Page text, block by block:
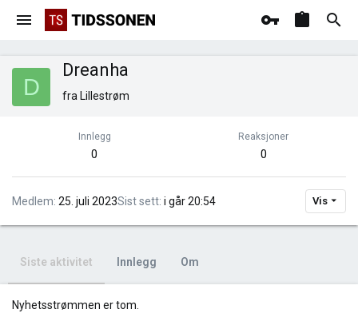
D
Dreanha
fra Lillestrøm
Innlegg
0
Reaksjoner
0
Medlem 25. juli 2023Sist sett i går 20:54 Vis
Siste aktivitet Innlegg Om
Nyhetsstrømmen er tom.